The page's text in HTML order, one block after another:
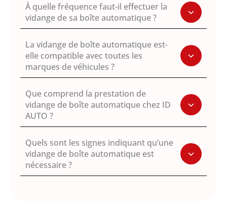
À quelle fréquence faut-il effectuer la
vidange de sa boîte automatique ?
La vidange de boîte automatique est-
elle compatible avec toutes les
marques de véhicules ?
Que comprend la prestation de
vidange de boîte automatique chez ID
AUTO ?
Quels sont les signes indiquant qu’une
vidange de boîte automatique est
nécessaire ?